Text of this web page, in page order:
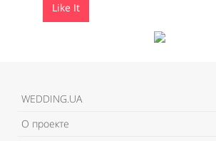
Like It
WEDDING.UA
О проекте